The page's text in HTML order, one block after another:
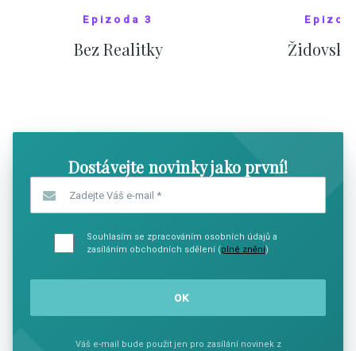
Epizoda 3
Bez Realitky
Dostávejte novinky jako první!
Souhlasím se zpracováním osobních údajů a
zasíláním obchodních sdělení (plné znění)
Váš e-mail bude použit jen pro zasílání novinek z